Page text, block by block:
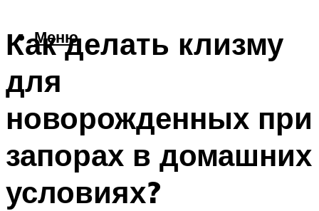
Меню
Как делать клизму
для
новорожденных при
запорах в домашних
условиях?